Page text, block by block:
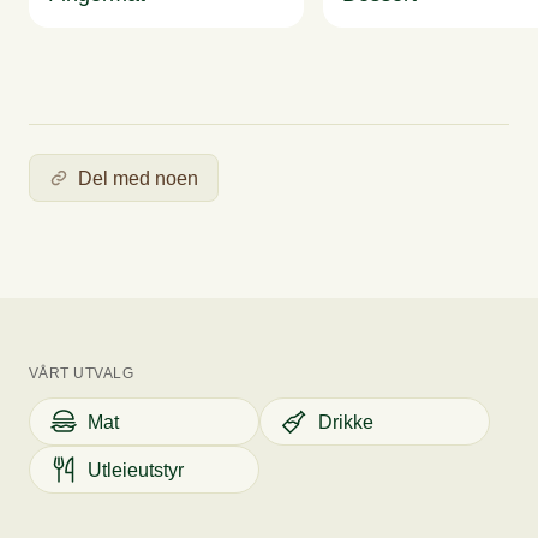
Del med noen
VÅRT UTVALG
Mat Drikke
Utleieutstyr